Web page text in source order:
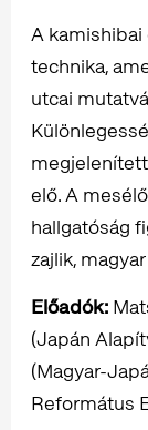
A
technika,
utcai
elő. A
hallgatóság
zajlik,
Előadók:
(Japán
(Magyar-
Református